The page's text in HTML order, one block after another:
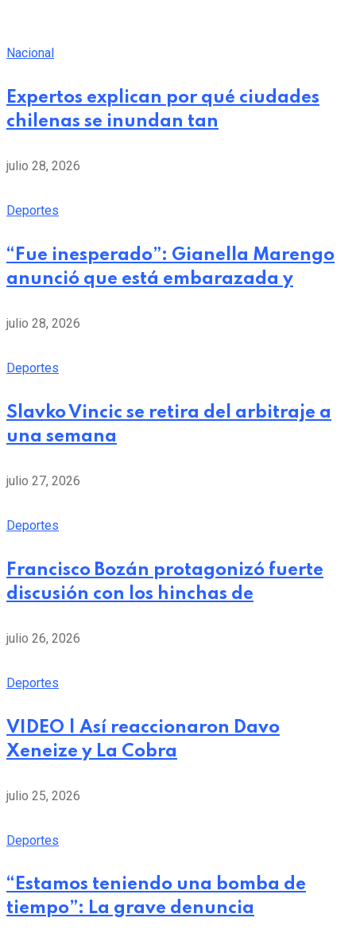
Nacional
Expertos explican por qué ciudades
chilenas se inundan tan
julio 28, 2026
Deportes
“Fue inesperado”: Gianella Marengo
anunció que está embarazada y
julio 28, 2026
Deportes
Slavko Vincic se retira del arbitraje a
una semana
julio 27, 2026
Deportes
Francisco Bozán protagonizó fuerte
discusión con los hinchas de
julio 26, 2026
Deportes
VIDEO | Así reaccionaron Davo
Xeneize y La Cobra
julio 25, 2026
Deportes
“Estamos teniendo una bomba de
tiempo”: La grave denuncia